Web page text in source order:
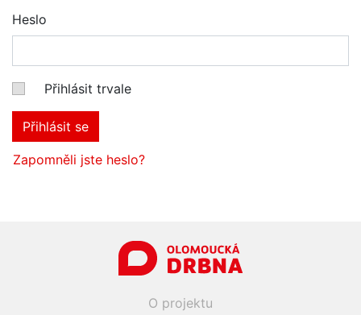
Heslo
Přihlásit trvale
Přihlásit se
Zapomněli jste heslo?
O projektu